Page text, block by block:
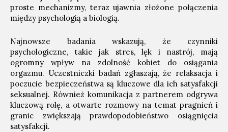
proste mechanizmy, teraz ujawnia złożone połączenia
między psychologią a biologią.
Najnowsze badania wskazują, że czynniki
psychologiczne, takie jak stres, lęk i nastrój, mają
ogromny wpływ na zdolność kobiet do osiągania
orgazmu. Uczestniczki badań zgłaszają, że relaksacja i
poczucie bezpieczeństwa są kluczowe dla ich satysfakcji
seksualnej. Również komunikacja z partnerem odgrywa
kluczową rolę, a otwarte rozmowy na temat pragnień i
granic zwiększają prawdopodobieństwo osiągnięcia
satysfakcji.